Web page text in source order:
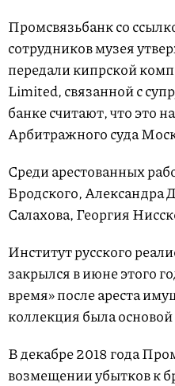
Промсвязьбанк со
сотрудников музея
передали кипрской
Limited, связанной с
банке считают, что это
Арбитражного суда
Среди арестованных
Бродского, Александра
Салахова, Георгия
Институт русского
закрылся в июне этого
время» после ареста
коллекция была
В декабре 2018 года
возмещении убытков к